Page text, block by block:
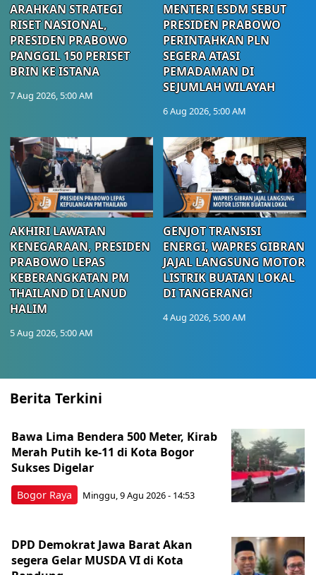
ARAHKAN STRATEGI
RISET NASIONAL,
PRESIDEN PRABOWO
PANGGIL 150 PERISET
BRIN KE ISTANA
7 Aug 2026, 5:00 AM
MENTERI ESDM SEBUT
PRESIDEN PRABOWO
PERINTAHKAN PLN
SEGERA ATASI
PEMADAMAN DI
SEJUMLAH WILAYAH
6 Aug 2026, 5:00 AM
AKHIRI LAWATAN
KENEGARAAN, PRESIDEN
PRABOWO LEPAS
KEBERANGKATAN PM
THAILAND DI LANUD
HALIM
5 Aug 2026, 5:00 AM
GENJOT TRANSISI
ENERGI, WAPRES GIBRAN
JAJAL LANGSUNG MOTOR
LISTRIK BUATAN LOKAL
DI TANGERANG!
4 Aug 2026, 5:00 AM
Berita Terkini
Bogor Raya
Bawa Lima Bendera 500 Meter, Kirab
Merah Putih ke-11 di Kota Bogor
Sukses Digelar
Minggu, 9 Agu 2026 - 14:53
DPD Demokrat Jawa Barat Akan
segera Gelar MUSDA VI di Kota